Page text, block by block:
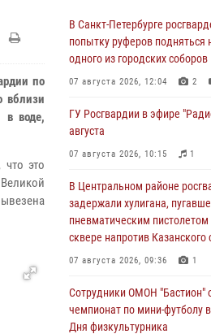
по
вблизи
в воде,
это
В Санкт-Петербурге
попытку руферов подняться
одного из городских соборов
07 августа 2026, 12:04 2
ГУ Росгвардии в эфире
августа
07 августа 2026, 10:15 1
В Центральном районе
задержали хулигана,
пневматическим
сквере напротив Казанского
07 августа 2026, 09:36 1
Сотрудники ОМОН "Бастион"
чемпионат по мини-футболу
Дня физкультурника